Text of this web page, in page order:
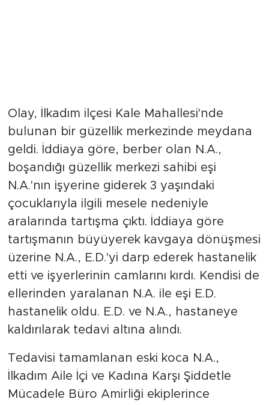
Olay, İlkadım ilçesi Kale Mahallesi'nde
bulunan bir güzellik merkezinde meydana
geldi. İddiaya göre, berber olan N.A.,
boşandığı güzellik merkezi sahibi eşi
N.A.'nın işyerine giderek 3 yaşındaki
çocuklarıyla ilgili mesele nedeniyle
aralarında tartışma çıktı. İddiaya göre
tartışmanın büyüyerek kavgaya dönüşmesi
üzerine N.A., E.D.'yi darp ederek hastanelik
etti ve işyerlerinin camlarını kırdı. Kendisi de
ellerinden yaralanan N.A. ile eşi E.D.
hastanelik oldu. E.D. ve N.A., hastaneye
kaldırılarak tedavi altına alındı.
Tedavisi tamamlanan eski koca N.A.,
İlkadım Aile İçi ve Kadına Karşı Şiddetle
Mücadele Büro Amirliği ekiplerince